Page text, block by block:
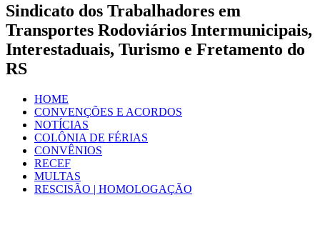
Sindicato dos Trabalhadores em
Transportes Rodoviários Intermunicipais,
Interestaduais, Turismo e Fretamento do
RS
HOME
CONVENÇÕES E ACORDOS
NOTÍCIAS
COLÔNIA DE FÉRIAS
CONVÊNIOS
RECEF
MULTAS
RESCISÃO | HOMOLOGAÇÃO